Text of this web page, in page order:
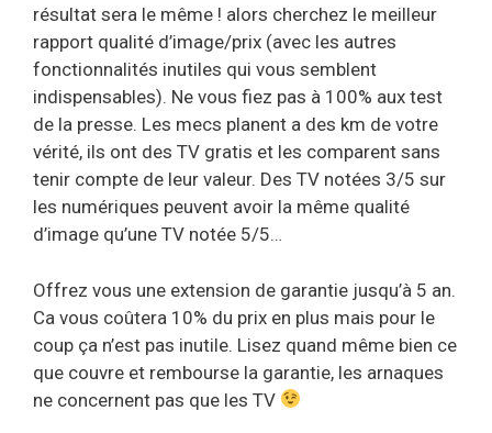
résultat sera le même ! alors cherchez le meilleur
rapport qualité d’image/prix (avec les autres
fonctionnalités inutiles qui vous semblent
indispensables). Ne vous fiez pas à 100% aux test
de la presse. Les mecs planent a des km de votre
vérité, ils ont des TV gratis et les comparent sans
tenir compte de leur valeur. Des TV notées 3/5 sur
les numériques peuvent avoir la même qualité
d’image qu’une TV notée 5/5…
Offrez vous une extension de garantie jusqu’à 5 an.
Ca vous coûtera 10% du prix en plus mais pour le
coup ça n’est pas inutile. Lisez quand même bien ce
que couvre et rembourse la garantie, les arnaques
ne concernent pas que les TV